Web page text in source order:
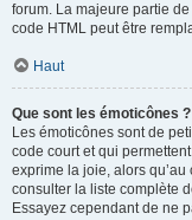
forum. La majeure partie
code HTML peut être
Haut
Que sont les émoticônes ?
Les émoticônes sont de
code court et qui
exprime la joie, alors
consulter la liste complète
Essayez cependant de ne